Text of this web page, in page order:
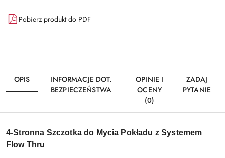
Pobierz produkt do PDF
OPIS
INFORMACJE DOT.
BEZPIECZEŃSTWA
OPINIE I
OCENY
(0)
ZADAJ
PYTANIE
4-Stronna Szczotka do Mycia Pokładu z Systemem
Flow Thru